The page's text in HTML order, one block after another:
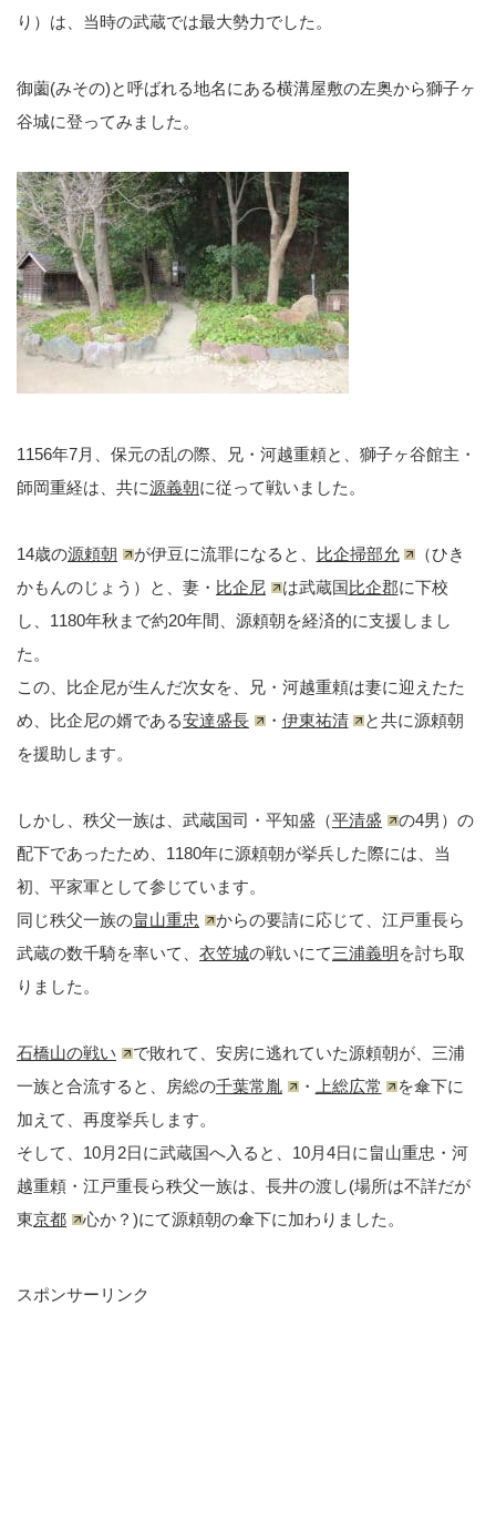
り）は、当時の武蔵では最大勢力でした。
御薗(みその)と呼ばれる地名にある横溝屋敷の左奥から獅子ヶ
谷城に登ってみました。
1156年7月、保元の乱の際、兄・河越重頼と、獅子ヶ谷館主・
師岡重経は、共に源義朝に従って戦いました。
14歳の源頼朝 が伊豆に流罪になると、 比企掃部允
（ひき
かもんのじょう）と、妻・ 比企尼 は武蔵国比企郡に下校
し、1180年秋まで約20年間、源頼朝を経済的に支援しまし
た。
この、比企尼が生んだ次女を、兄・河越重頼は妻に迎えたた
め、比企尼の婿である安達盛長 ・ 伊東祐清
と共に源頼朝
を援助します。
しかし、秩父一族は、武蔵国司・平知盛（平清盛
の4男）の
配下であったため、1180年に源頼朝が挙兵した際には、当
初、平家軍として参じています。
同じ秩父一族の畠山重忠
からの要請に応じて、江戸重長ら
武蔵の数千騎を率いて、 衣笠城の戦いにて三浦義明 を討ち取
りました。
石橋山の戦い
で敗れて、安房に逃れていた源頼朝が、三浦
一族と合流すると、房総の千葉常胤 ・ 上総広常
を傘下に
加えて、再度挙兵します。
そして、10月2日に武蔵国へ入ると、10月4日に畠山重忠・河
越重頼・江戸重長ら秩父一族は、長井の渡し(場所は不詳だが
東京都 心か？)にて源頼朝の傘下に加わりました。
スポンサーリンク